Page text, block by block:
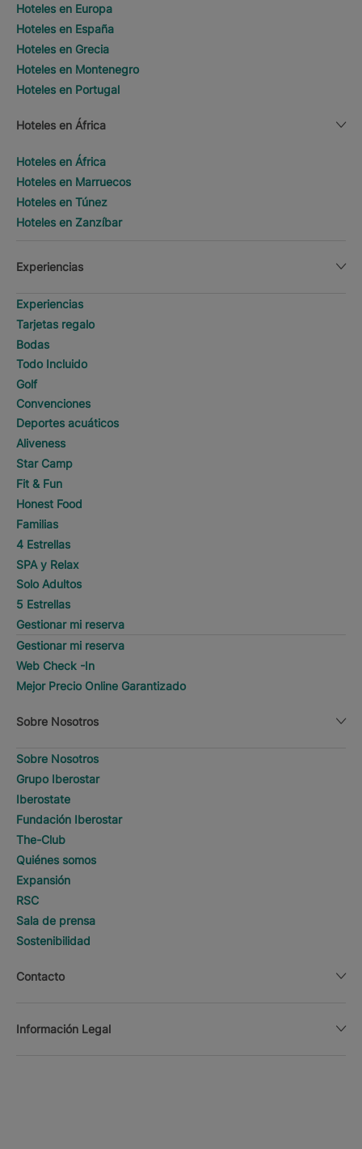
Hoteles en Europa
Hoteles en España
Hoteles en Grecia
Hoteles en Montenegro
Hoteles en Portugal
Hoteles en África
Hoteles en África
Hoteles en Marruecos
Hoteles en Túnez
Hoteles en Zanzíbar
Experiencias
Experiencias
Tarjetas regalo
Bodas
Todo Incluido
Golf
Convenciones
Deportes acuáticos
Aliveness
Star Camp
Fit & Fun
Honest Food
Familias
4 Estrellas
SPA y Relax
Solo Adultos
5 Estrellas
Gestionar mi reserva
Gestionar mi reserva
Web Check -In
Mejor Precio Online Garantizado
Sobre Nosotros
Sobre Nosotros
Grupo Iberostar
Iberostate
Fundación Iberostar
The-Club
Quiénes somos
Expansión
RSC
Sala de prensa
Sostenibilidad
Contacto
Información Legal